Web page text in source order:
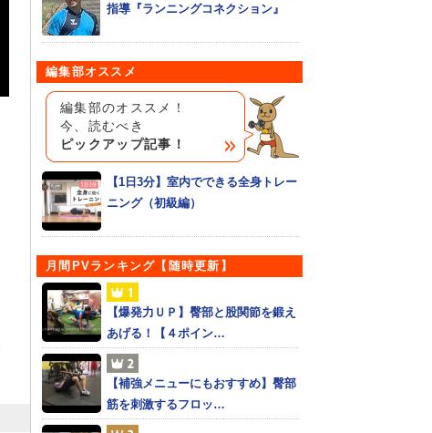
指導『ランニングコネクション』
編集部オススメ
編集部のオススメ！
今、読むべき
ピックアップ記事！
【1日3分】室内でできる全身トレー
ニング（初級編）
月間PVランキング【随時更新】
【爆発力ＵＰ】臀部と股関節を鍛え
あげる！【４ポイン…
【補強メニューにもおすすめ】臀部
筋を刺激するフロッ…